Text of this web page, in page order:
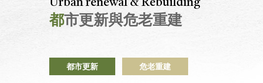
Urban renewal & Rebuilding
都市更新與危老重建
都市更新 危老重建